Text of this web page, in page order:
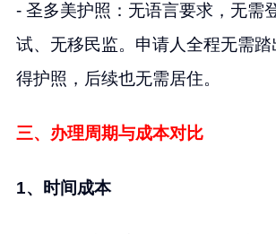
- 圣多美护照：无语言要求，无需
试、无移民监。申请人全程无需
得护照，后续也无需居住。
三、办理周期与成本对比
1、时间成本